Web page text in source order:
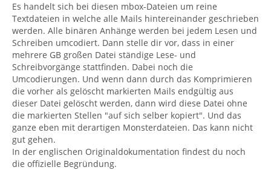
Es handelt sich bei diesen mbox-Dateien um reine
Textdateien in welche alle Mails hintereinander geschrieben
werden. Alle binären Anhänge werden bei jedem Lesen und
Schreiben umcodiert. Dann stelle dir vor, dass in einer
mehrere GB großen Datei ständige Lese- und
Schreibvorgänge stattfinden. Dabei noch die
Umcodierungen. Und wenn dann durch das Komprimieren
die vorher als gelöscht markierten Mails endgültig aus
dieser Datei gelöscht werden, dann wird diese Datei ohne
die markierten Stellen "auf sich selber kopiert". Und das
ganze eben mit derartigen Monsterdateien. Das kann nicht
gut gehen.
In der englischen Originaldokumentation findest du noch
die offizielle Begründung.